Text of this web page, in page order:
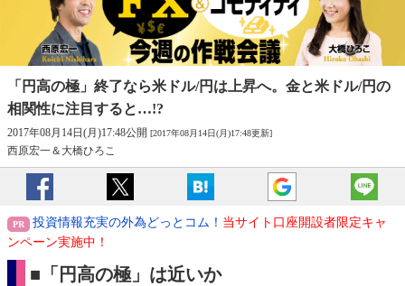
「円高の極」終了なら米ドル/円は上昇へ。 金と米ドル/円の
相関性に注目すると…!?
2017年08月14日(月)17:48公開 [2017年08月14日(月)17:48更新]
西原宏一＆大橋ひろこ
投資情報充実の外為どっとコム！ 当サイト口座開設者限定キャ
ンペーン実施中！
■「円高の極」は近いか